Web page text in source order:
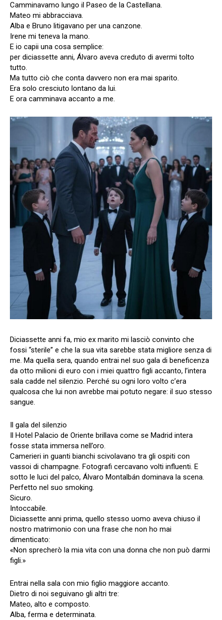
Camminavamo lungo il Paseo de la Castellana.
Mateo mi abbracciava.
Alba e Bruno litigavano per una canzone.
Irene mi teneva la mano.
E io capii una cosa semplice:
per diciassette anni, Álvaro aveva creduto di avermi tolto
tutto.
Ma tutto ciò che conta davvero non era mai sparito.
Era solo cresciuto lontano da lui.
E ora camminava accanto a me.
Diciassette anni fa, mio ex marito mi lasciò convinto che
fossi “sterile” e che la sua vita sarebbe stata migliore senza di
me. Ma quella sera, quando entrai nel suo gala di beneficenza
da otto milioni di euro con i miei quattro figli accanto, l’intera
sala cadde nel silenzio. Perché su ogni loro volto c’era
qualcosa che lui non avrebbe mai potuto negare: il suo stesso
sangue.
Il gala del silenzio
Il Hotel Palacio de Oriente brillava come se Madrid intera
fosse stata immersa nell’oro.
Camerieri in guanti bianchi scivolavano tra gli ospiti con
vassoi di champagne. Fotografi cercavano volti influenti. E
sotto le luci del palco, Álvaro Montalbán dominava la scena.
Perfetto nel suo smoking.
Sicuro.
Intoccabile.
Diciassette anni prima, quello stesso uomo aveva chiuso il
nostro matrimonio con una frase che non ho mai
dimenticato:
«Non sprecherò la mia vita con una donna che non può darmi
figli.»
Entrai nella sala con mio figlio maggiore accanto.
Dietro di noi seguivano gli altri tre:
Mateo, alto e composto.
Alba, ferma e determinata.